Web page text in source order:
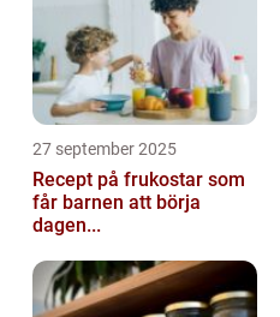
27 september 2025
Recept på frukostar som
får barnen att börja
dagen...